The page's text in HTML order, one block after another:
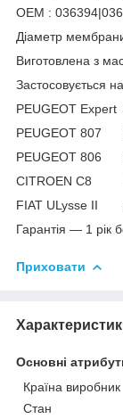
OEM :
Діаметр
Виготовлена з
Застосовується
PEUGEOT
PEUGEOT 807
PEUGEOT 806
CITROEN C8
FIAT ULysse II
Гарантія — 1 рік
Приховати
Основні
Країна виробник
Стан